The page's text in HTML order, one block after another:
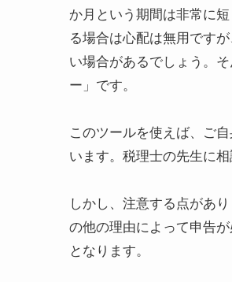
か月という期間は非常に
る場合は心配は無用です
い場合があるでしょう。
ー」です。
このツールを使えば、ご
います。税理士の先生に
しかし、注意する点があ
の他の理由によって申告
となります。